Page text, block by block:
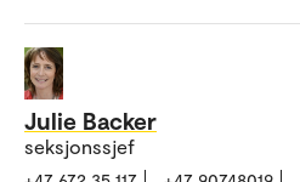
Julie Backer
seksjonssjef